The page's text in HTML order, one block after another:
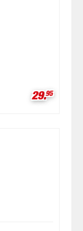
29.95